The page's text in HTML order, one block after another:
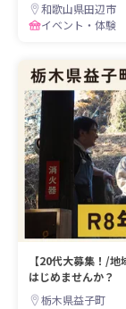
和歌山県田辺市
イベント・体験
【20代大募集！/
はじめませんか？
栃木県益子町